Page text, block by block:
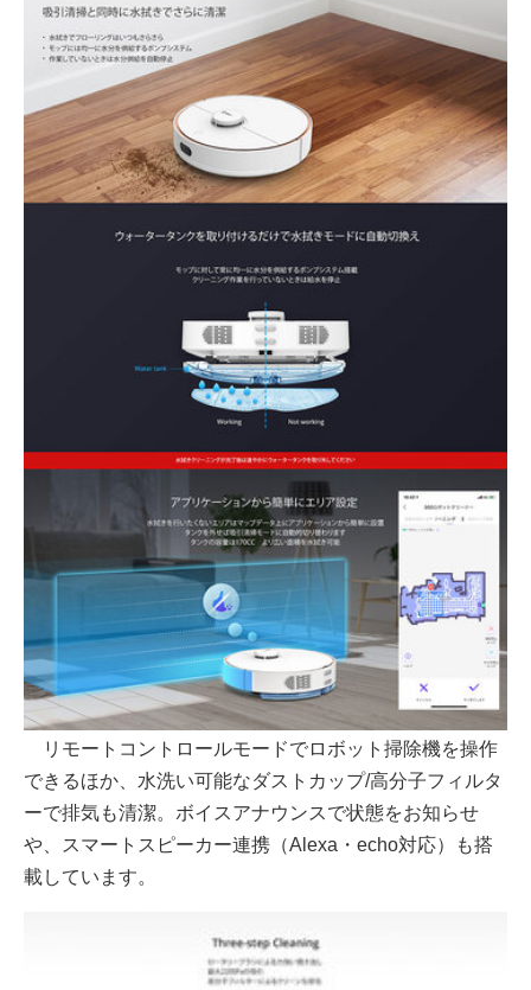
リモートコントロールモードでロボット掃除機を操作
できるほか、水洗い可能なダストカップ/高分子フィルタ
ーで排気も清潔。ボイスアナウンスで状態をお知らせ
や、スマートスピーカー連携（Alexa・echo対応）も搭
載しています。